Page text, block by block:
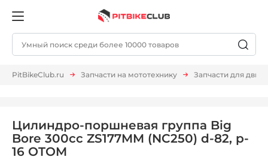
PitBikeClub.ru Запчасти на мототехнику Запчасти для
Цилиндро-поршневая группа Big
Bore 300cc ZS177MM (NC250) d-82, p-
16 OTOM